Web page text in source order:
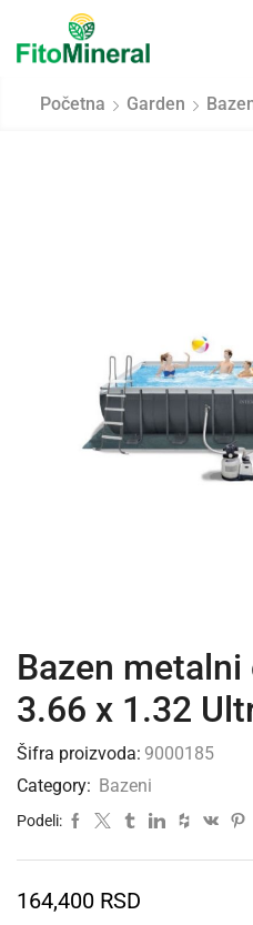
Početna Garden
Bazen
3.66 x 1.32
Šifra proizvoda: 9000185
Category: Bazeni
Podeli:
164,400 RSD